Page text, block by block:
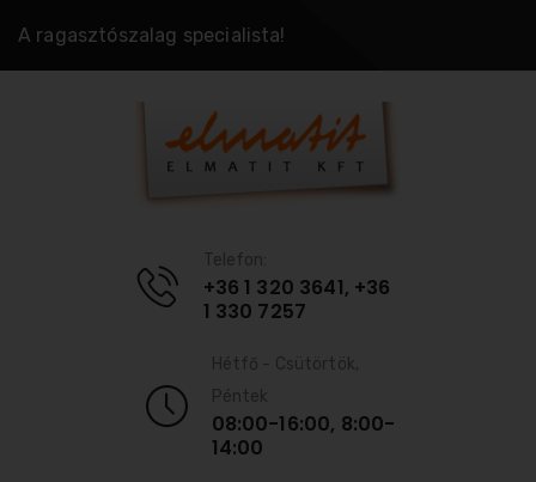
A ragasztószalag specialista!
Telefon:
+36 1 320 3641, +36
1 330 7257
Hétfő - Csütörtök,
Péntek
08:00-16:00, 8:00-
14:00